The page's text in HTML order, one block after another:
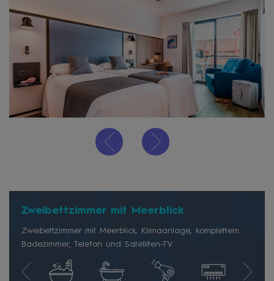
Zweibettzimmer mit Meerblick
Zweibettzimmer mit Meerblick, Klimaanlage, komplettem
Badezimmer, Telefon und Satelliten-TV.